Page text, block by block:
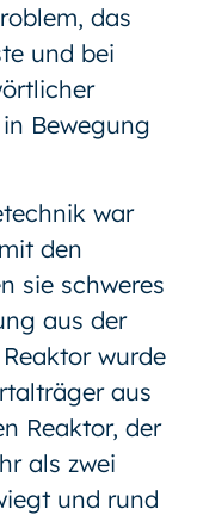
das
und bei
Bewegung
war
den
sie schweres
aus der
wurde
aus
Reaktor, der
als zwei
und rund